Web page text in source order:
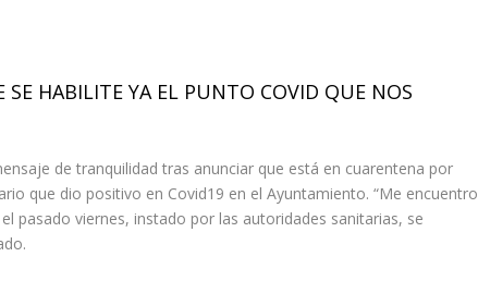
SE HABILITE YA EL PUNTO COVID QUE NOS
de tranquilidad tras anunciar que está en cuarentena por
que dio positivo en Covid19 en el Ayuntamiento. “Me encuentro
pasado viernes, instado por las autoridades sanitarias, se